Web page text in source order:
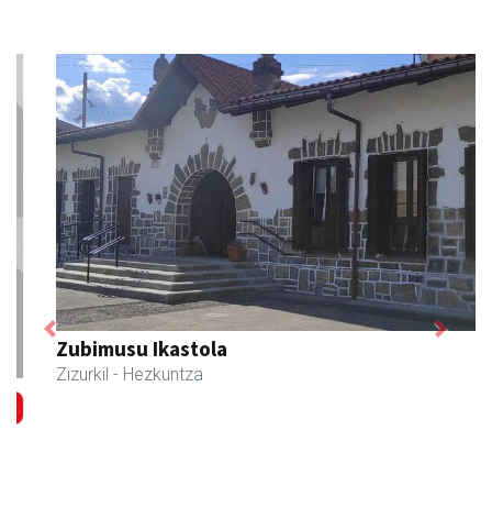
Zubimusu Ikastola
Zizurkil - Hezkuntza
Previous Next